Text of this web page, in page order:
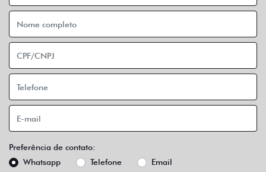
Preferência de contato:
Whatsapp
Telefone Email